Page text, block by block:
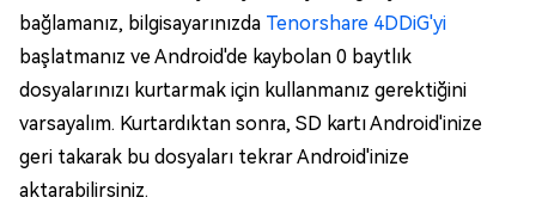
bağlamanız, bilgisayarınızda Tenorshare 4DDiG'yi
başlatmanız ve Android'de kaybolan 0 baytlık
dosyalarınızı kurtarmak için kullanmanız gerektiğini
varsayalım. Kurtardıktan sonra, SD kartı Android'inize
geri takarak bu dosyaları tekrar Android'inize
aktarabilirsiniz.